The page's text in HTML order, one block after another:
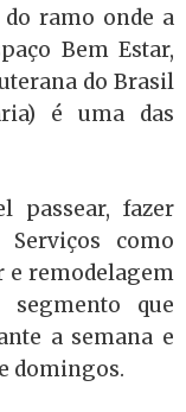
do ramo onde a
Bem Estar,
do Brasil
é uma das
passear, fazer
como
e remodelagem
que
a semana e
domingos.